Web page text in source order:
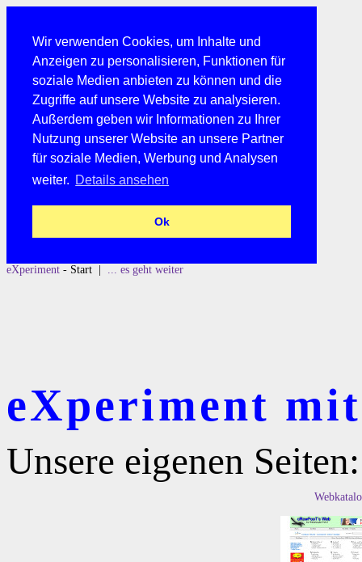
Wir verwenden Cookies, um Inhalte und
Anzeigen zu personalisieren, Funktionen für
soziale Medien anbieten zu können und die
Zugriffe auf unsere Website zu analysieren.
Außerdem geben wir Informationen zu Ihrer
Nutzung unserer Website an unsere Partner
für soziale Medien, Werbung und Analysen
weiter. Details ansehen
Ok
eXperiment - Start | ... es geht weiter
eXperiment
Unsere eigenen Seiten: